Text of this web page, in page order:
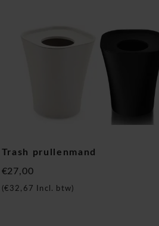
Trash prullenmand
€27,00
€32,67 Incl. btw)